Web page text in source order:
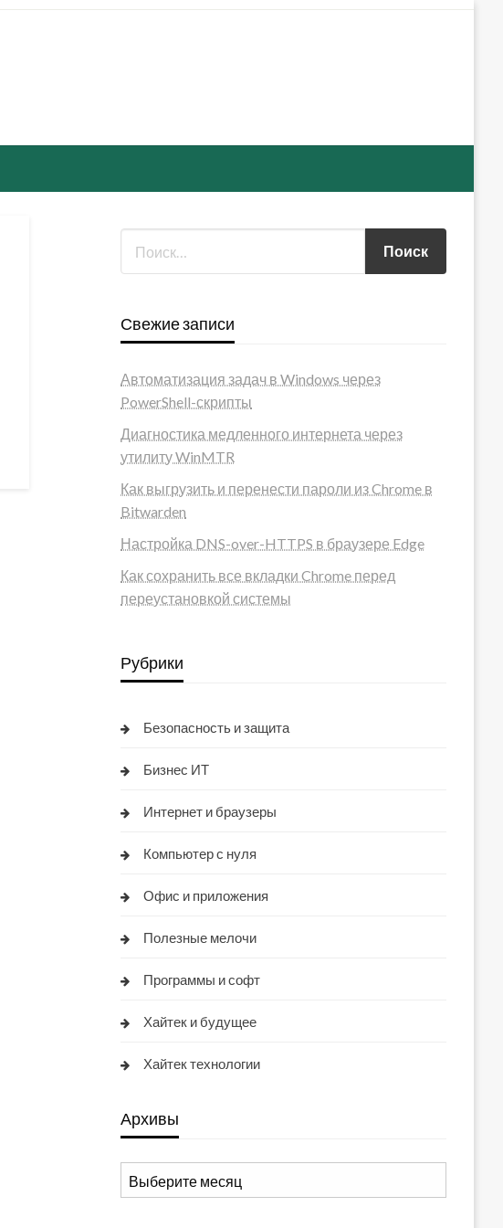
Свежие записи
Автоматизация задач в Windows через
PowerShell-скрипты
Диагностика медленного интернета через
утилиту WinMTR
Как выгрузить и перенести пароли из Chrome в
Bitwarden
Настройка DNS-over-HTTPS в браузере Edge
Как сохранить все вкладки Chrome перед
переустановкой системы
Рубрики
Безопасность и защита
Бизнес ИТ
Интернет и браузеры
Компьютер с нуля
Офис и приложения
Полезные мелочи
Программы и софт
Хайтек и будущее
Хайтек технологии
Архивы
Архивы